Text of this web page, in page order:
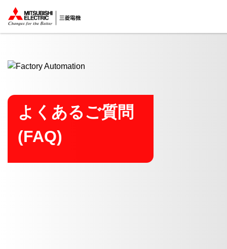
ここから本文
よくあるご質問
(FAQ)